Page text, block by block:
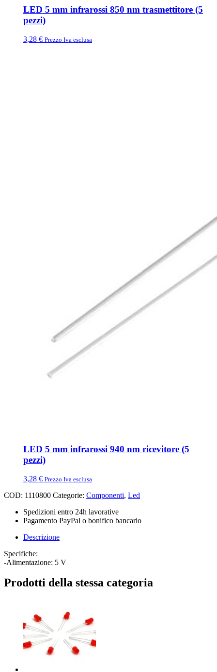
LED 5 mm infrarossi 850 nm trasmettitore (5
pezzi)
3,28 € Prezzo Iva esclusa
LED 5 mm infrarossi 940 nm ricevitore (5
pezzi)
3,28 € Prezzo Iva esclusa
COD: 1110800 Categorie: Componenti, Led
Spedizioni entro 24h lavorative
Pagamento PayPal o bonifico bancario
Descrizione
Specifiche:
-Alimentazione: 5 V
Prodotti della stessa categoria